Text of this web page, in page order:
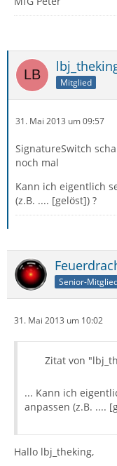
Mitglied
31. Mai 2013 um 09:57
SignatureSwitch
noch mal
Kann ich eigentlich
(z.B. .... [gelöst]) ?
Senior-
31. Mai 2013 um 10:02
Zitat von
... Kann ich
anpassen (z.B. ....
Hallo lbj_theking,